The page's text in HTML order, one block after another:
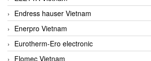
Endress hauser Vietnam
Enerpro Vietnam
Eurotherm-Ero electronic
Flomec Vietnam